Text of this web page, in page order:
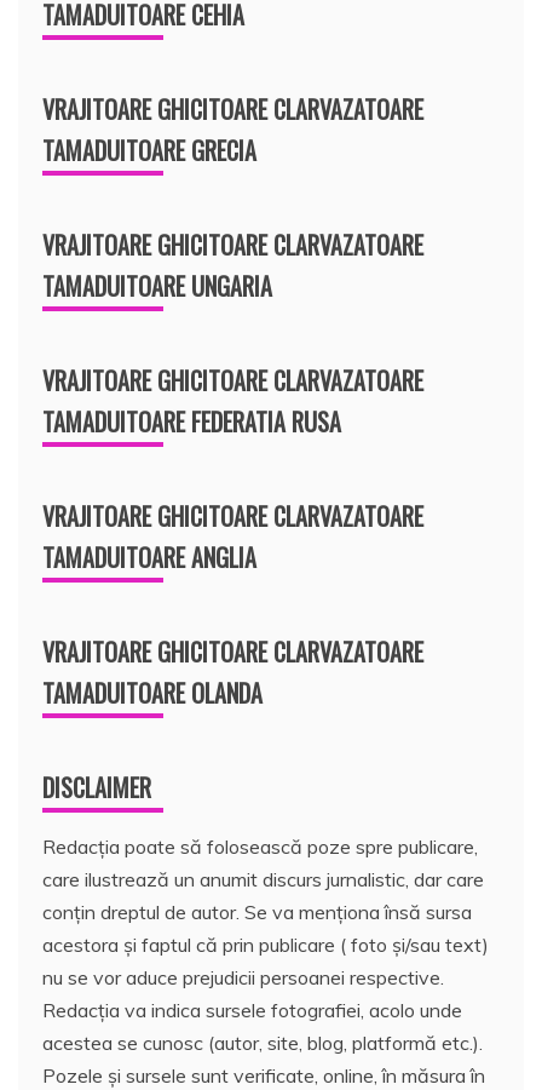
TAMADUITOARE CEHIA
VRAJITOARE GHICITOARE CLARVAZATOARE
TAMADUITOARE GRECIA
VRAJITOARE GHICITOARE CLARVAZATOARE
TAMADUITOARE UNGARIA
VRAJITOARE GHICITOARE CLARVAZATOARE
TAMADUITOARE FEDERATIA RUSA
VRAJITOARE GHICITOARE CLARVAZATOARE
TAMADUITOARE ANGLIA
VRAJITOARE GHICITOARE CLARVAZATOARE
TAMADUITOARE OLANDA
DISCLAIMER
Redacția poate să folosească poze spre publicare,
care ilustrează un anumit discurs jurnalistic, dar care
conțin dreptul de autor. Se va menționa însă sursa
acestora și faptul că prin publicare ( foto și/sau text)
nu se vor aduce prejudicii persoanei respective.
Redacția va indica sursele fotografiei, acolo unde
acestea se cunosc (autor, site, blog, platformă etc.).
Pozele și sursele sunt verificate, online, în măsura în